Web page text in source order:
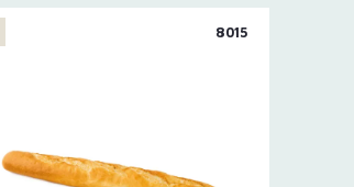
8015